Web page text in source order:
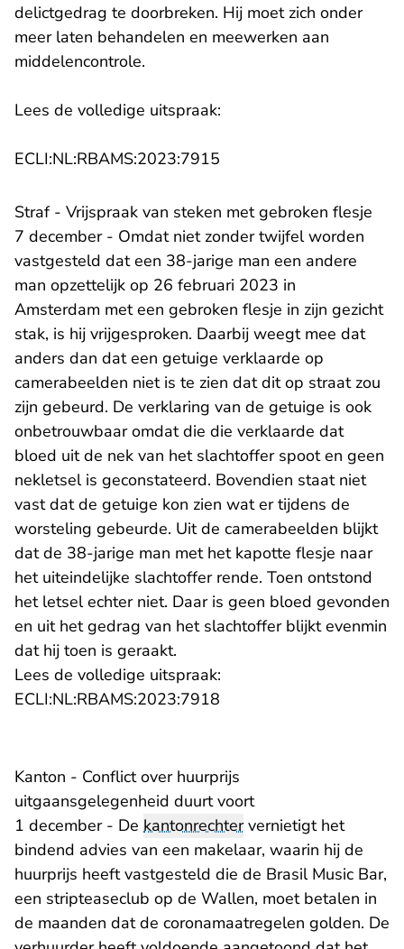
delictgedrag te doorbreken. Hij moet zich onder
meer laten behandelen en meewerken aan
middelencontrole.
Lees de volledige uitspraak:
ECLI:NL:RBAMS:2023:7915
Straf - Vrijspraak van steken met gebroken flesje
7 december - Omdat niet zonder twijfel worden
vastgesteld dat een 38-jarige man een andere
man opzettelijk op 26 februari 2023 in
Amsterdam met een gebroken flesje in zijn gezicht
stak, is hij vrijgesproken. Daarbij weegt mee dat
anders dan dat een getuige verklaarde op
camerabeelden niet is te zien dat dit op straat zou
zijn gebeurd. De verklaring van de getuige is ook
onbetrouwbaar omdat die die verklaarde dat
bloed uit de nek van het slachtoffer spoot en geen
nekletsel is geconstateerd. Bovendien staat niet
vast dat de getuige kon zien wat er tijdens de
worsteling gebeurde. Uit de camerabeelden blijkt
dat de 38-jarige man met het kapotte flesje naar
het uiteindelijke slachtoffer rende. Toen ontstond
het letsel echter niet. Daar is geen bloed gevonden
en uit het gedrag van het slachtoffer blijkt evenmin
dat hij toen is geraakt.
Lees de volledige uitspraak:
ECLI:NL:RBAMS:2023:7918
Kanton - Conflict over huurprijs
uitgaansgelegenheid duurt voort
1 december - De kantonrechtervernietigt het
bindend advies van een makelaar, waarin hij de
huurprijs heeft vastgesteld die de Brasil Music Bar,
een stripteaseclub op de Wallen, moet betalen in
de maanden dat de coronamaatregelen golden. De